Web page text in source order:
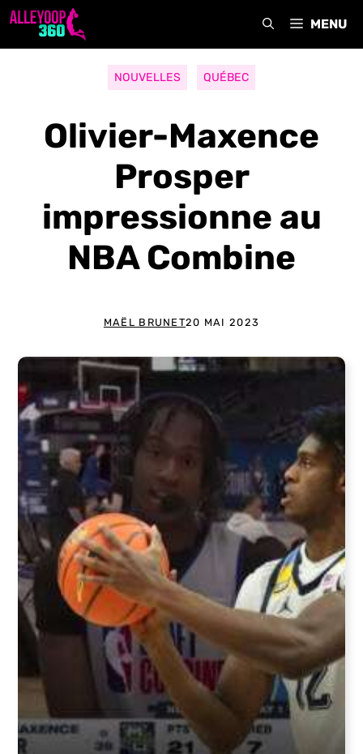
Aller
MENU
NOUVELLES QUÉBEC
Olivier-Maxence
Prosper
impressionne au
NBA Combine
MAËL BRUNET20 MAI 2023